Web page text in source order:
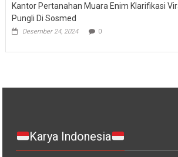
Kantor Pertanahan Muara Enim Klarifikasi
Pungli Di Sosmed
Desember 24, 2024 0
Karya Indonesia